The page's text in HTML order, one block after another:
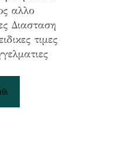
αλλο
Διασταση
τιμες